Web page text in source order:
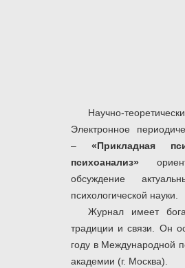
Научно-
Электронное
– «Прикладная
психоанализ»
обсуждение
психологической науки.
Журнал имеет
традиции и связи. Он
году в Международной
академии (г. Москва).